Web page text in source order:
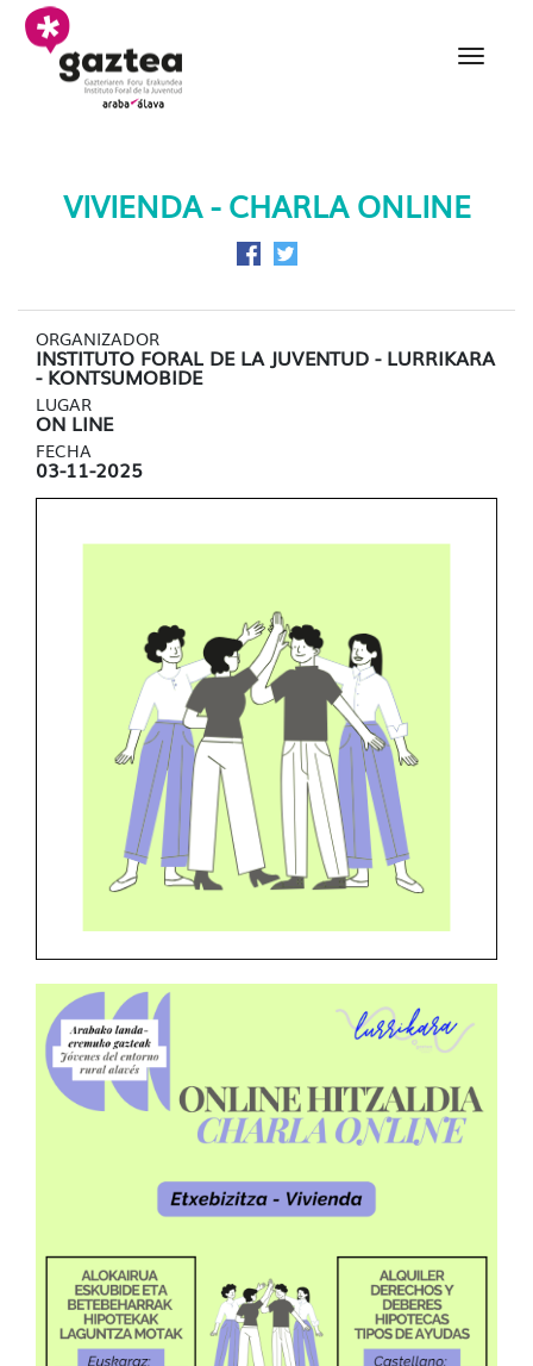
Saltar al contenido principal
VIVIENDA - CHARLA ONLINE
Compartir en Facebook
Compartir en Twitter
ORGANIZADOR
INSTITUTO FORAL DE LA JUVENTUD - LURRIKARA
- KONTSUMOBIDE
LUGAR
ON LINE
FECHA
03-11-2025